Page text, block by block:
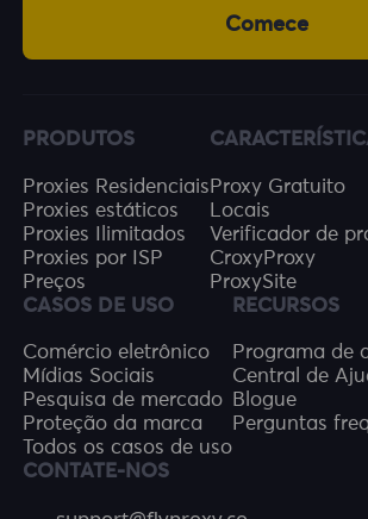
Comece
PRODUTOS
Proxies Residenciais
Proxies estáticos
Proxies Ilimitados
Proxies por ISP
Preços
Proxy Gratuito
Locais
Verificador de
CroxyProxy
ProxySite
CASOS DE USO
Comércio eletrônico
Mídias Sociais
Pesquisa de mercado
Proteção da marca
Todos os casos de uso
RECURSOS
Programa de
Central de
Blogue
Perguntas
CONTATE-NOS